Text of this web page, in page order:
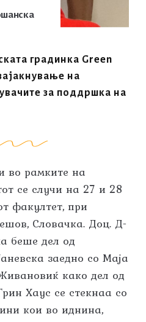
градинка Green
на
за поддршка на
во рамките на
се случи на 27 и 28
факултет, при
Словачка. Доц. Д-
беше дел од
заедно со Маја
како дел од
Хаус се стекнаа со
кои во иднина,